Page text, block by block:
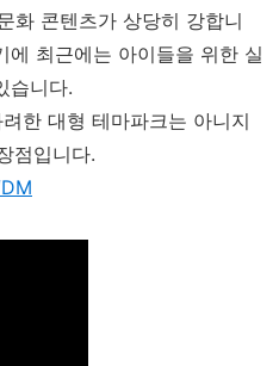
화 콘텐츠가 상당히 강합니
에 최근에는 아이들을 위한 실
습니다.
한 대형 테마파크는 아니지
점입니다.